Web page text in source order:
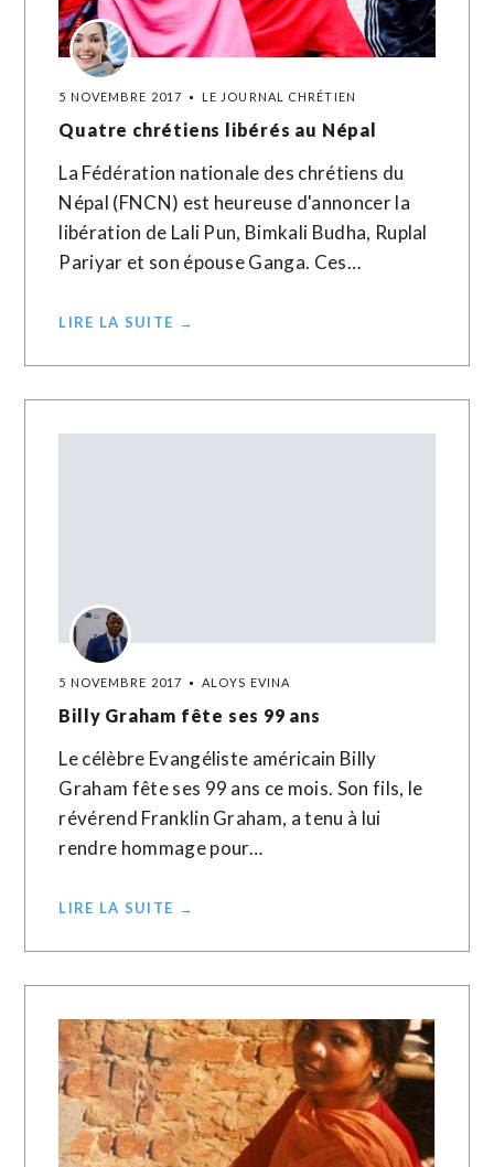
5 NOVEMBRE 2017 LE JOURNAL CHRÉTIEN
Quatre chrétiens libérés au Népal
La Fédération nationale des chrétiens du
Népal (FNCN) est heureuse d'annoncer la
libération de Lali Pun, Bimkali Budha, Ruplal
Pariyar et son épouse Ganga. Ces…
LIRE LA SUITE →
5 NOVEMBRE 2017 ALOYS EVINA
Billy Graham fête ses 99 ans
Le célèbre Evangéliste américain Billy
Graham fête ses 99 ans ce mois. Son fils, le
révérend Franklin Graham, a tenu à lui
rendre hommage pour…
LIRE LA SUITE →